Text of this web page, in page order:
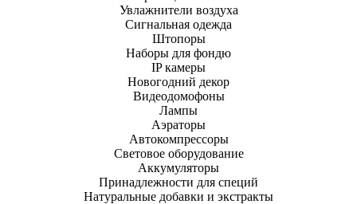
Увлажнители воздуха
Сигнальная одежда
Штопоры
Наборы для фондю
IP камеры
Новогодний декор
Видеодомофоны
Лампы
Аэраторы
Автокомпрессоры
Световое оборудование
Аккумуляторы
Принадлежности для специй
Натуральные добавки и экстракты